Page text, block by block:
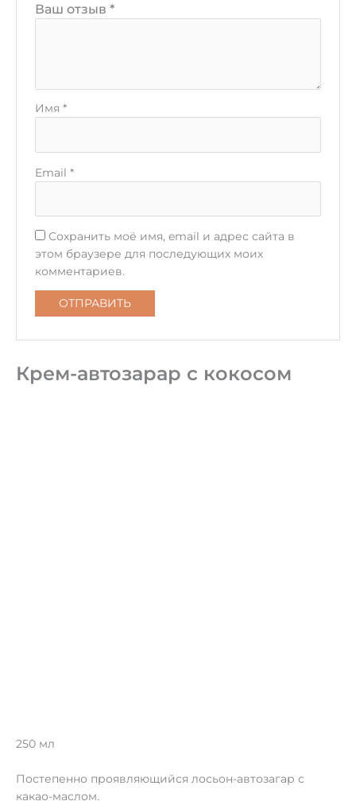
Ваш отзыв *
Имя *
Email *
Сохранить моё имя, email и адрес сайта в
этом браузере для последующих моих
комментариев.
Крем-автозарар с кокосом
250 мл
Постепенно проявляющийся лосьон-автозагар с
какао-маслом.